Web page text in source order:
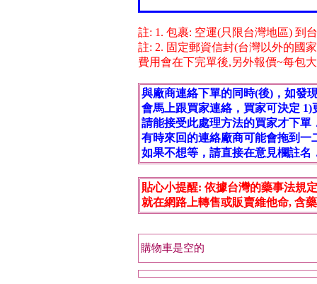
註: 1. 包裹: 空運(只限台灣地區) 到
註: 2. 固定郵資信封(台灣以外的國
費用會在下完單後,另外報價~每包
與廠商連絡下單的同時(後)，如發
會馬上跟買家連絡，買家可決定 1)
請能接受此處理方法的買家才下單
有時來回的連絡廠商可能會拖到
如果不想等，請直接在意見欄註
貼心小提醒: 依據台灣的藥事法規
就在網路上轉售或販賣維他命, 含
購物車是空的